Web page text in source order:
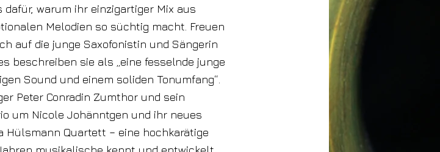
warum ihr einzigartiger Mix aus
Melodien so süchtig macht. Freuen
auf die junge Saxofonistin und Sängerin
beschreiben sie als „eine fesselnde junge
Sound und einem soliden Tonumfang“.
Peter Conradin Zumthor und sein
um Nicole Johänntgen und ihr neues
Quartett – eine hochkarätige